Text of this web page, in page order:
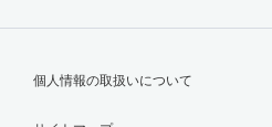
個人情報の取扱いについて